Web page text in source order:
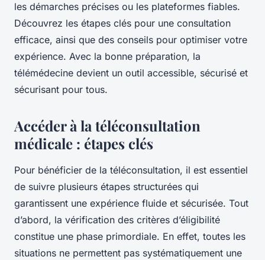
les démarches précises ou les plateformes fiables.
Découvrez les étapes clés pour une consultation
efficace, ainsi que des conseils pour optimiser votre
expérience. Avec la bonne préparation, la
télémédecine devient un outil accessible, sécurisé et
sécurisant pour tous.
Accéder à la téléconsultation
médicale : étapes clés
Pour bénéficier de la téléconsultation, il est essentiel
de suivre plusieurs étapes structurées qui
garantissent une expérience fluide et sécurisée. Tout
d’abord, la vérification des critères d’éligibilité
constitue une phase primordiale. En effet, toutes les
situations ne permettent pas systématiquement une